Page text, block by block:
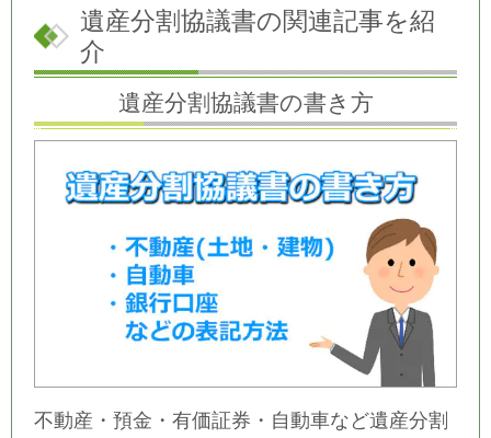
遺産分割協議書の関連記事を紹
介
遺産分割協議書の書き方
不動産・預金・有価証券・自動車など遺産分割